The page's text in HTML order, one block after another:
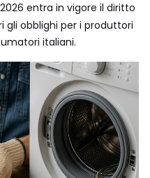
2026 entra in vigore il diritto
gli obblighi per i produttori
italiani.